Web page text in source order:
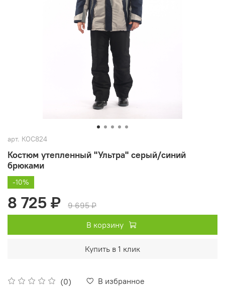
арт. КОС824
Костюм утепленный "Ультра" серый/синий
брюками
(0) В избранное
-10%
8 725 ₽
9 695 ₽
В корзину
Купить в 1 клик